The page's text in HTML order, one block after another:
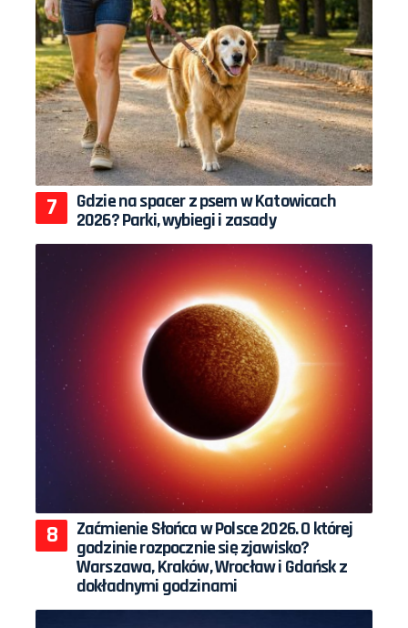
Gdzie na spacer z psem w Katowicach
2026? Parki, wybiegi i zasady
Zaćmienie Słońca w Polsce 2026. O której
godzinie rozpocznie się zjawisko?
Warszawa, Kraków, Wrocław i Gdańsk z
dokładnymi godzinami